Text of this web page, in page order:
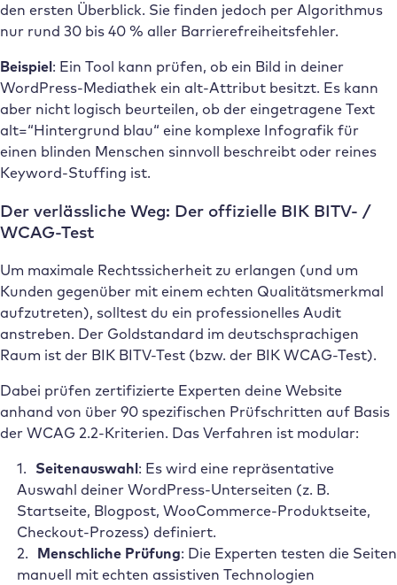
den ersten Überblick. Sie finden jedoch per Algorithmus
nur rund 30 bis 40 % aller Barrierefreiheitsfehler.
Beispiel: Ein Tool kann prüfen, ob ein Bild in deiner
WordPress-Mediathek ein alt-Attribut besitzt. Es kann
aber nicht logisch beurteilen, ob der eingetragene Text
alt=“Hintergrund blau“ eine komplexe Infografik für
einen blinden Menschen sinnvoll beschreibt oder reines
Keyword-Stuffing ist.
Der verlässliche Weg: Der offizielle BIK BITV- /
WCAG-Test
Um maximale Rechtssicherheit zu erlangen (und um
Kunden gegenüber mit einem echten Qualitätsmerkmal
aufzutreten), solltest du ein professionelles Audit
anstreben. Der Goldstandard im deutschsprachigen
Raum ist der BIK BITV-Test (bzw. der BIK WCAG-Test).
Dabei prüfen zertifizierte Experten deine Website
anhand von über 90 spezifischen Prüfschritten auf Basis
der WCAG 2.2-Kriterien. Das Verfahren ist modular:
Seitenauswahl: Es wird eine repräsentative
Auswahl deiner WordPress-Unterseiten (z. B.
Startseite, Blogpost, WooCommerce-Produktseite,
Checkout-Prozess) definiert.
Menschliche Prüfung: Die Experten testen die Seiten
manuell mit echten assistiven Technologien